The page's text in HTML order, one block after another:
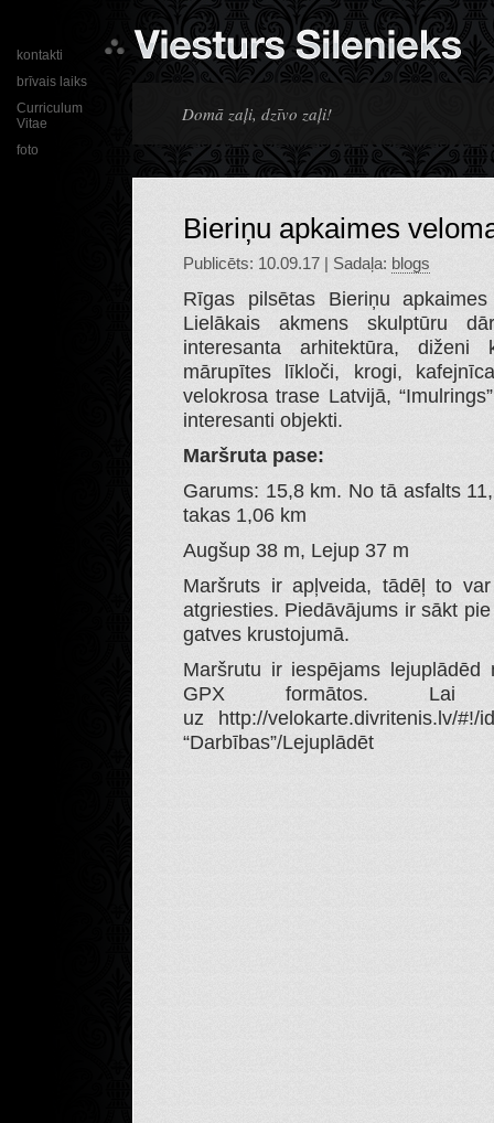
Domā zaļi, dzīvo zaļi!
kontakti
brīvais laiks
Curriculum
Vitae
foto
Bieriņu apkaimes
Publicēts: 10.09.17 | Sadaļa: blogs
Rīgas pilsētas Bieriņu
Lielākais akmens skulptūru
interesanta arhitektūra,
mārupītes līkloči, krogi,
velokrosa trase Latvijā,
interesanti objekti.
Maršruta pase:
Garums: 15,8 km. No tā asfalts
takas 1,06 km
Augšup 38 m, Lejup 37 m
Maršruts ir apļveida, tādēļ to
atgriesties. Piedāvājums ir sākt
gatves krustojumā.
Maršrutu ir iespējams
GPX formātos. Lai
uz http://velokarte.divritenis.lv/
“Darbības”/Lejuplādēt